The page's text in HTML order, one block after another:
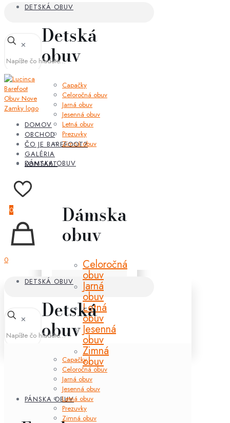
DETSKÁ OBUV
Detská
obuv
Capačky
Celoročná obuv
Jarná obuv
Jesenná obuv
Letná obuv
Prezuvky
Zimná obuv
DÁMSKA OBUV
Dámska
obuv
Celoročná
obuv
Jarná
obuv
Letná
obuv
Jesenná
obuv
Zimná
obuv
PÁNSKA OBUV
✕
DOMOV
OBCHOD
ČO JE BAREFOOT?
GALÉRIA
KONTAKT
0
0
DETSKÁ OBUV
Detská
obuv
Capačky
Celoročná obuv
Jarná obuv
Jesenná obuv
Letná obuv
Prezuvky
Zimná obuv
✕